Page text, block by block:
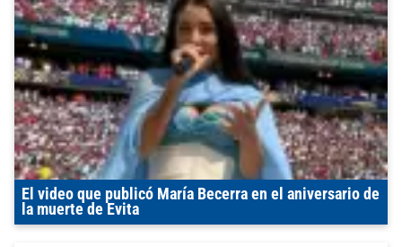
El video que publicó María Becerra en el aniversario de
la muerte de Evita